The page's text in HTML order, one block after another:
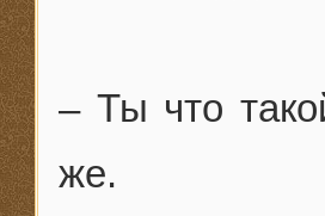
– Ты что
же.